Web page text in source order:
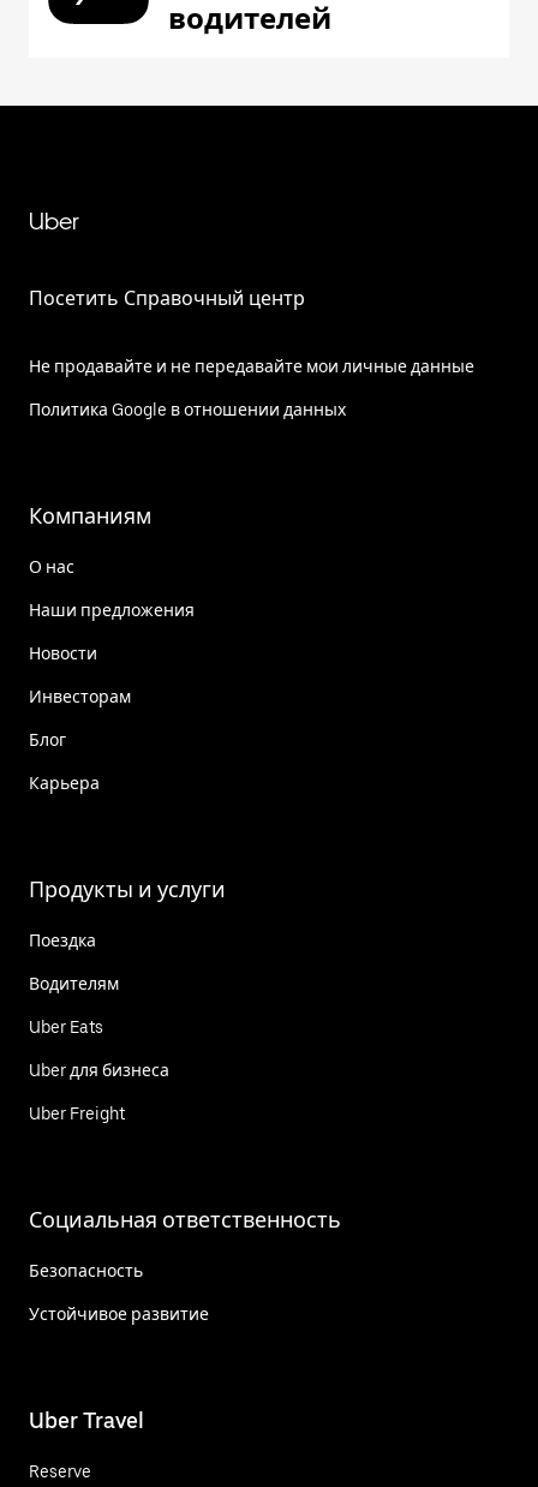
водителей
Uber
Посетить Справочный центр
Не продавайте и не передавайте мои личные данные
Политика Google в отношении данных
Компаниям
О нас
Наши предложения
Новости
Инвесторам
Блог
Карьера
Продукты и услуги
Поездка
Водителям
Uber Eats
Uber для бизнеса
Uber Freight
Социальная ответственность
Безопасность
Устойчивое развитие
Uber Travel
Reserve